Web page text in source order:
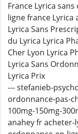
France Lyrica
ligne france Lyrica
Lyrica Sans
du Lyrica Lyrica
Cher Lyon Lyrica
Lyrica Sans
Lyrica Prix
--- stefanieb-
ordonnance-pas-
100mg-150mg-
anahey fr acheter-